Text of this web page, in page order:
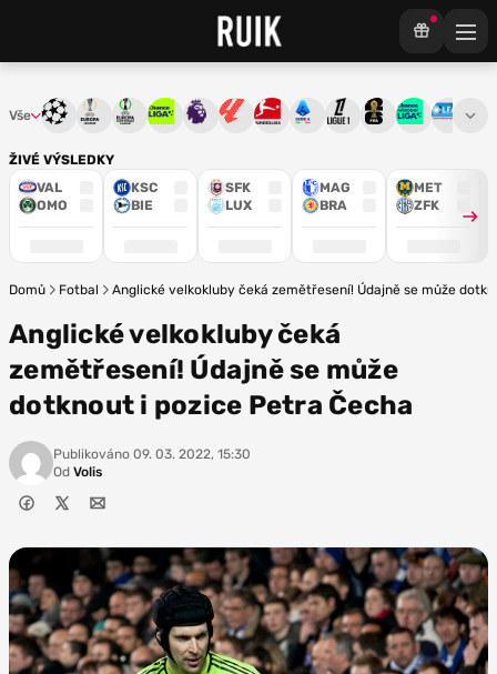
ŽIVÉ VÝSLEDKY
VAL
OMO
KSC
BIE
SFK
LUX
MAG
BRA
MET
ZFK
Vše Liga mistrůEvropská liga
Konferenční liga
Chance ligaPremier League
La LigaBundesliga
Serie ALigue 1Mistrovství světa
Chance3. ČFL
Domů Fotbal Anglické velkokluby čeká zemětřesení! Údajně se může
Anglické velkokluby čeká
zemětřesení! Údajně se může
dotknout i pozice Petra Čecha
Publikováno 09. 03. 2022, 15:30
Od Volis